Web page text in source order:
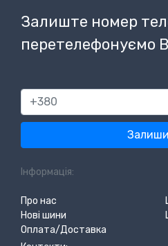
Залиште номер
перетелефонуємо
380
Інформація:
Про нас
Нові шини
Оплата/Доставка